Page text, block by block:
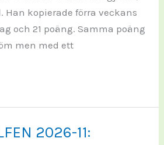
Han kopierade förra veckans
och 21 poäng. Samma poäng
men med ett
2026-11: